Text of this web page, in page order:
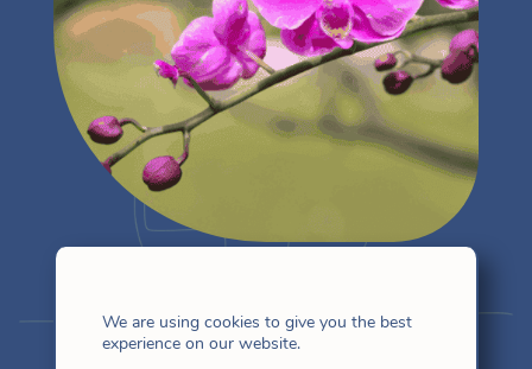
Vidas FI
We are using cookies to give you the best
experience on our website.